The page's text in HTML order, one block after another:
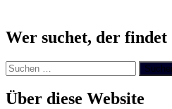
Wer suchet, der findet
Suchen
nach:
Über diese Website